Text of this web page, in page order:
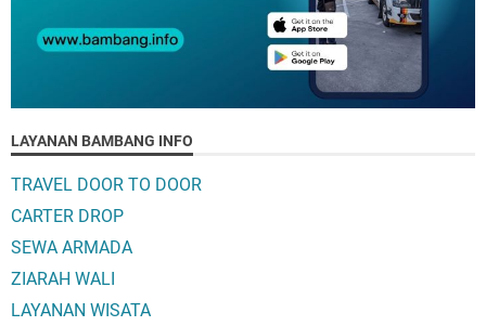
LAYANAN BAMBANG INFO
TRAVEL DOOR TO DOOR
CARTER DROP
SEWA ARMADA
ZIARAH WALI
LAYANAN WISATA